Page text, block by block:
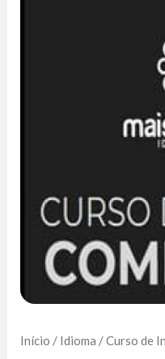
Início / Idioma / Curso de